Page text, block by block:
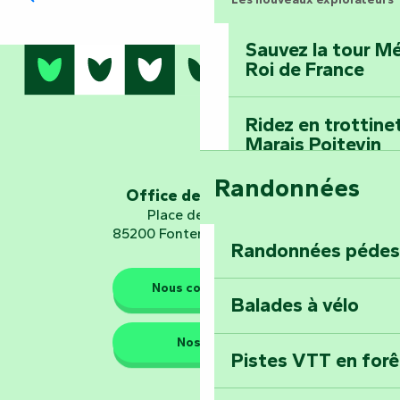
Sauvez la tour
Roi de France
Ridez en
Marais Poitevin
Embarquez pour
Explorez
d’orientation «
Les gardiens de la nature
Randonnées
Randonnées
Balades à vélo
Pistes VTT en
Office de tourisme
Place de Verdun
85200 Fontenay-le-Comte
Nous contacter
Nos QG